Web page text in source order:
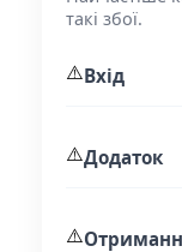
такі збої.
⚠️Вхід
⚠️Додаток
⚠️